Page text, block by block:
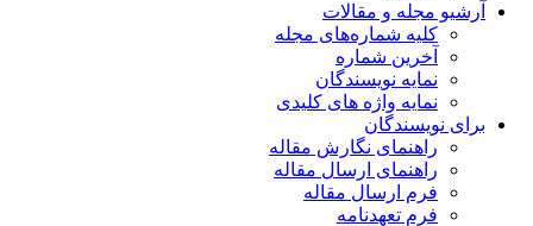
آرشیو مجله و مقالات
کلیه شماره‌های مجله
آخرین شماره
نمایه نویسندگان
نمایه واژه های کلیدی
برای نویسندگان
راهنمای نگارش مقاله
راهنمای ارسال مقاله
فرم ارسال مقاله
فرم تعهدنامه